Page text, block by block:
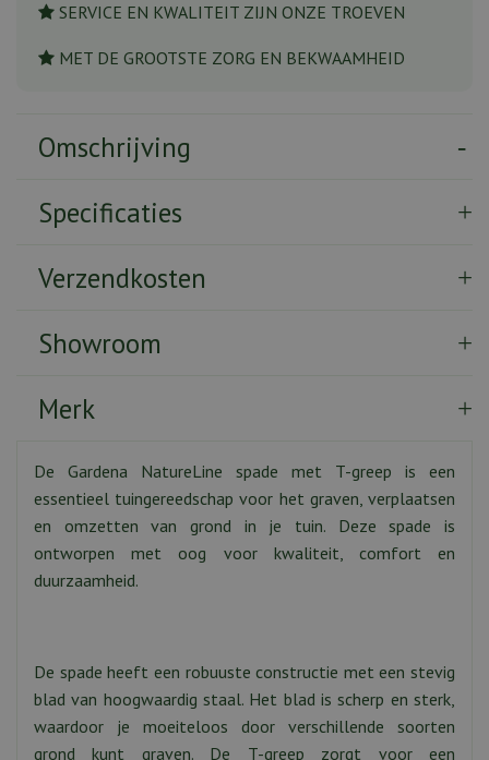
SERVICE EN KWALITEIT ZIJN ONZE TROEVEN
MET DE GROOTSTE ZORG EN BEKWAAMHEID
Omschrijving
Specificaties
Verzendkosten
Showroom
Merk
De Gardena NatureLine spade met T-greep is een
essentieel tuingereedschap voor het graven, verplaatsen
en omzetten van grond in je tuin. Deze spade is
ontworpen met oog voor kwaliteit, comfort en
duurzaamheid.
De spade heeft een robuuste constructie met een stevig
blad van hoogwaardig staal. Het blad is scherp en sterk,
waardoor je moeiteloos door verschillende soorten
grond kunt graven. De T-greep zorgt voor een